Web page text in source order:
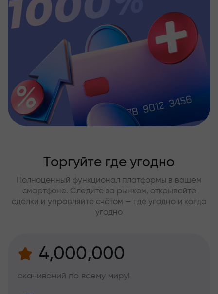
Торгуйте где угодно
Полноценный функционал платформы в вашем
смартфоне. Следите за рынком, открывайте
сделки и управляйте счётом — где угодно и когда
угодно
4,000,000
скачиваний по всему миру!